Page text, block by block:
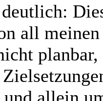
all
allein